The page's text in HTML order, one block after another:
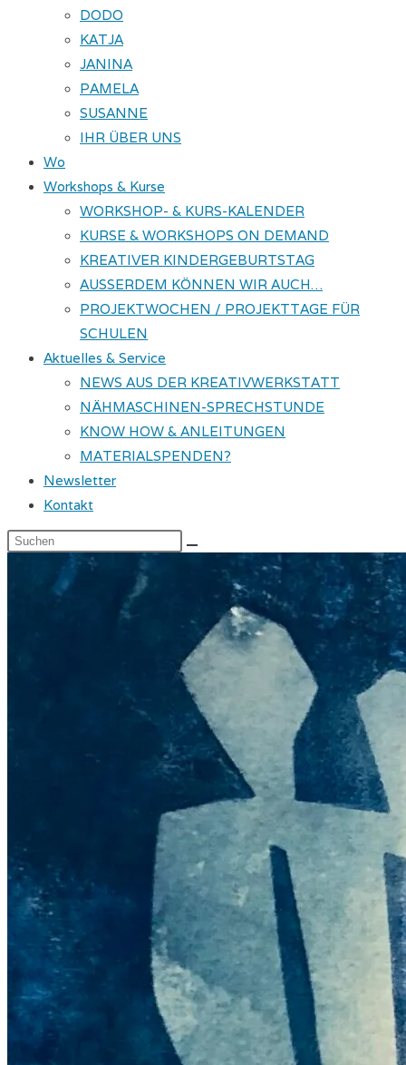
DODO
KATJA
JANINA
PAMELA
SUSANNE
IHR ÜBER UNS
Wo
Workshops & Kurse
WORKSHOP- & KURS-KALENDER
KURSE & WORKSHOPS ON DEMAND
KREATIVER KINDERGEBURTSTAG
AUSSERDEM KÖNNEN WIR AUCH…
PROJEKTWOCHEN / PROJEKTTAGE FÜR
SCHULEN
Aktuelles & Service
NEWS AUS DER KREATIVWERKSTATT
NÄHMASCHINEN-SPRECHSTUNDE
KNOW HOW & ANLEITUNGEN
MATERIALSPENDEN?
Newsletter
Kontakt